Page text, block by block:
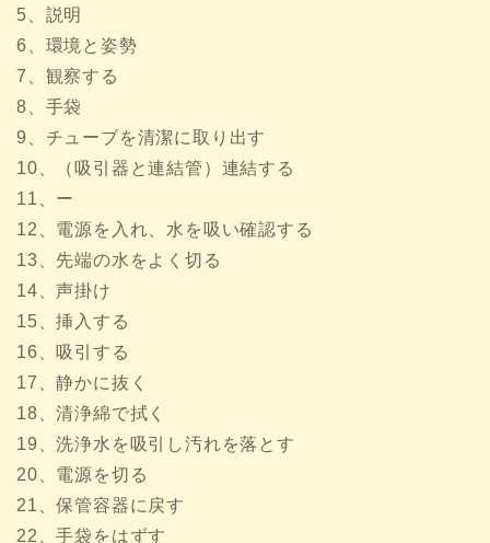
5、説明
6、環境と姿勢
7、観察する
8、手袋
9、チューブを清潔に取り出す
10、（吸引器と連結管）連結する
11、ー
12、電源を入れ、水を吸い確認する
13、先端の水をよく切る
14、声掛け
15、挿入する
16、吸引する
17、静かに抜く
18、清浄綿で拭く
19、洗浄水を吸引し汚れを落とす
20、電源を切る
21、保管容器に戻す
22、手袋をはずす